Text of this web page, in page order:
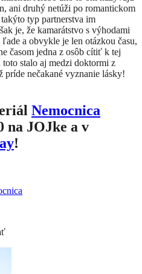
ani druhý netúži po romantickom
typ partnerstva im
je, že kamarátstvo s výhodami
a obvykle je len otázkou času,
časom jedna z osôb cítiť k tej
stalo aj medzi doktormi z
príde nečakané vyznanie lásky!
Nemocnica
na JOJke a v
!